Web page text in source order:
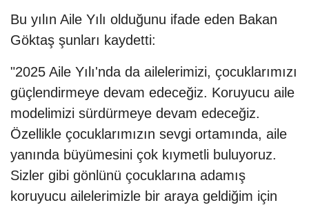
Bu yılın Aile Yılı olduğunu ifade eden Bakan
Göktaş şunları kaydetti:
"2025 Aile Yılı'nda da ailelerimizi, çocuklarımızı
güçlendirmeye devam edeceğiz. Koruyucu aile
modelimizi sürdürmeye devam edeceğiz.
Özellikle çocuklarımızın sevgi ortamında, aile
yanında büyümesini çok kıymetli buluyoruz.
Sizler gibi gönlünü çocuklarına adamış
koruyucu ailelerimizle bir araya geldiğim için